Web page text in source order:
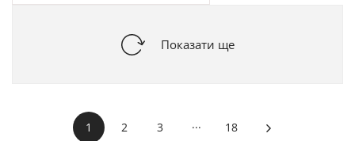
верхньою декою
Показати ще
1 2 3 ... 18